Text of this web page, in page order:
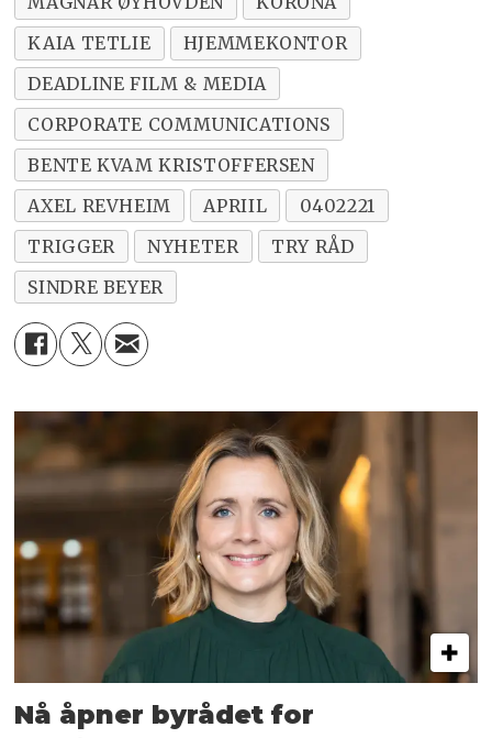
KAIA TETLIE
HJEMMEKONTOR
DEADLINE FILM & MEDIA
CORPORATE COMMUNICATIONS
BENTE KVAM KRISTOFFERSEN
AXEL REVHEIM
APRIIL
0402221
TRIGGER
NYHETER
TRY RÅD
SINDRE BEYER
Nå åpner byrådet for